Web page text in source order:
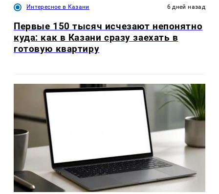
Интересное в Казани 6 дней назад
Первые 150 тысяч исчезают непонятно
куда: как в Казани сразу заехать в
готовую квартиру